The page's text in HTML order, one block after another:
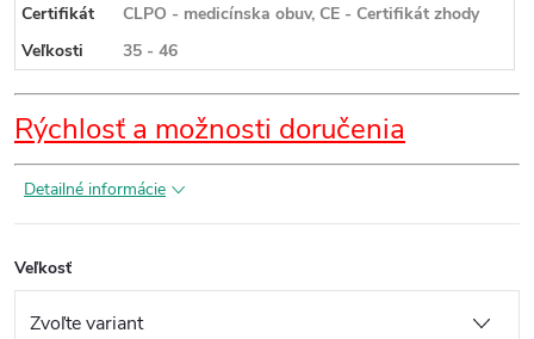
Certifikát
CLPO - medicínska obuv, CE - Certifikát zhody
Veľkosti
35 - 46
Rýchlosť a možnosti doručenia
Detailné informácie
Veľkosť